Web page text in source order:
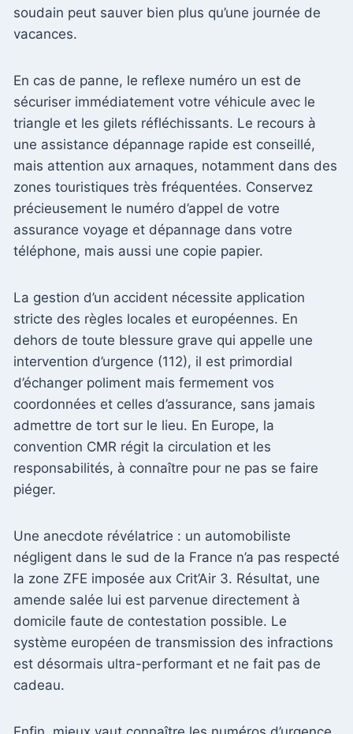
soudain peut sauver bien plus qu’une journée de
vacances.
En cas de panne, le reflexe numéro un est de
sécuriser immédiatement votre véhicule avec le
triangle et les gilets réfléchissants. Le recours à
une assistance dépannage rapide est conseillé,
mais attention aux arnaques, notamment dans des
zones touristiques très fréquentées. Conservez
précieusement le numéro d’appel de votre
assurance voyage et dépannage dans votre
téléphone, mais aussi une copie papier.
La gestion d’un accident nécessite application
stricte des règles locales et européennes. En
dehors de toute blessure grave qui appelle une
intervention d’urgence (112), il est primordial
d’échanger poliment mais fermement vos
coordonnées et celles d’assurance, sans jamais
admettre de tort sur le lieu. En Europe, la
convention CMR régit la circulation et les
responsabilités, à connaître pour ne pas se faire
piéger.
Une anecdote révélatrice : un automobiliste
négligent dans le sud de la France n’a pas respecté
la zone ZFE imposée aux Crit’Air 3. Résultat, une
amende salée lui est parvenue directement à
domicile faute de contestation possible. Le
système européen de transmission des infractions
est désormais ultra-performant et ne fait pas de
cadeau.